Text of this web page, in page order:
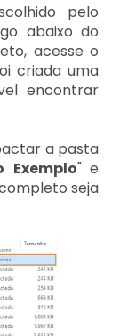
pelo
abaixo do
acesse o
criada uma
encontrar
a pasta
Exemplo" e
seja